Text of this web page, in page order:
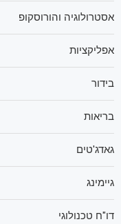
אסטרולוגיה והורוסקופ
אפליקציות
בידור
בריאות
גאדג'טים
גיימינג
דו"ח טכנולוגי